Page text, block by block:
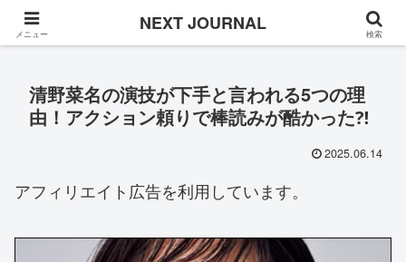
Once in a while
清野菜名の演技が下手と言われる5つの理
由！アクション頼りで棒読みが酷かった⁈
2025.06.14
アフィリエイト広告を利用しています。
メニュー NEXT JOURNAL 検索